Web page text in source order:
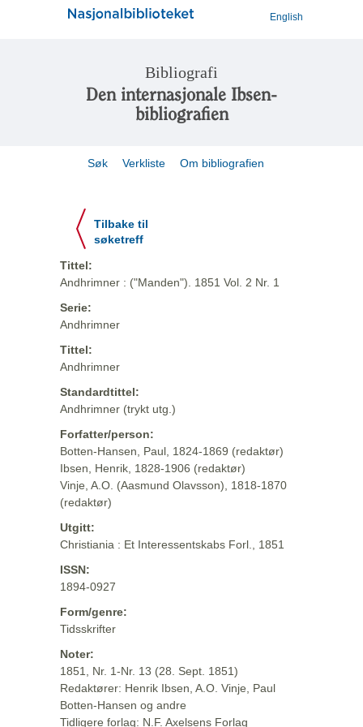
English
Bibliografi
Den internasjonale Ibsen-
bibliografien
Søk Verkliste Om bibliografien
Tilbake til
søketreff
Tittel:
Andhrimner : ("Manden"). 1851 Vol. 2 Nr. 1
Serie:
Andhrimner
Tittel:
Andhrimner
Standardtittel:
Andhrimner (trykt utg.)
Forfatter/person:
Botten-Hansen, Paul, 1824-1869 (redaktør)
Ibsen, Henrik, 1828-1906 (redaktør)
Vinje, A.O. (Aasmund Olavsson), 1818-1870
(redaktør)
Utgitt:
Christiania : Et Interessentskabs Forl., 1851
ISSN:
1894-0927
Form/genre:
Tidsskrifter
Noter:
1851, Nr. 1-Nr. 13 (28. Sept. 1851)
Redaktører: Henrik Ibsen, A.O. Vinje, Paul
Botten-Hansen og andre
Tidligere forlag: N.F. Axelsens Forlag